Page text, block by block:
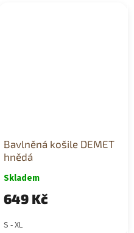
Bavlněná košile DEMET
hnědá
Skladem
649 Kč
S - XL